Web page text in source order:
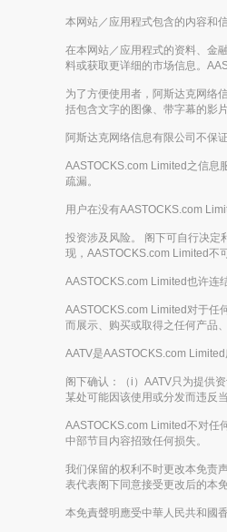
本网站／应用程式包含的内容和
在本网站／应用程式的资料、金
料或获取更详细的市场信息。
为了方便使用者，阿斯达克网络
括包含文字的图像、带字幕的影
阿斯达克网络信息有限公司不保
AASTOCKS.com Limited之信息
疏漏。
用户在没有AASTOCKS.com
投资涉及风险。 阁下可自行决定
现，AASTOCKS.com Limited不
AASTOCKS.com Limited也许连
AASTOCKS.com Limited对于任
而展示、购买或取得之任何产品
AATV是AASTOCKS.com Limited
阁下确认：（i）AATV只为提供
某处可能因该使用或分发而违反
AASTOCKS.com Limited不对任
中部节目内容招致任何损失。
我们保留的权利不时更改本免责
表代表阁下同意接受更改后的本
本免責聲明應受中華人民共和國